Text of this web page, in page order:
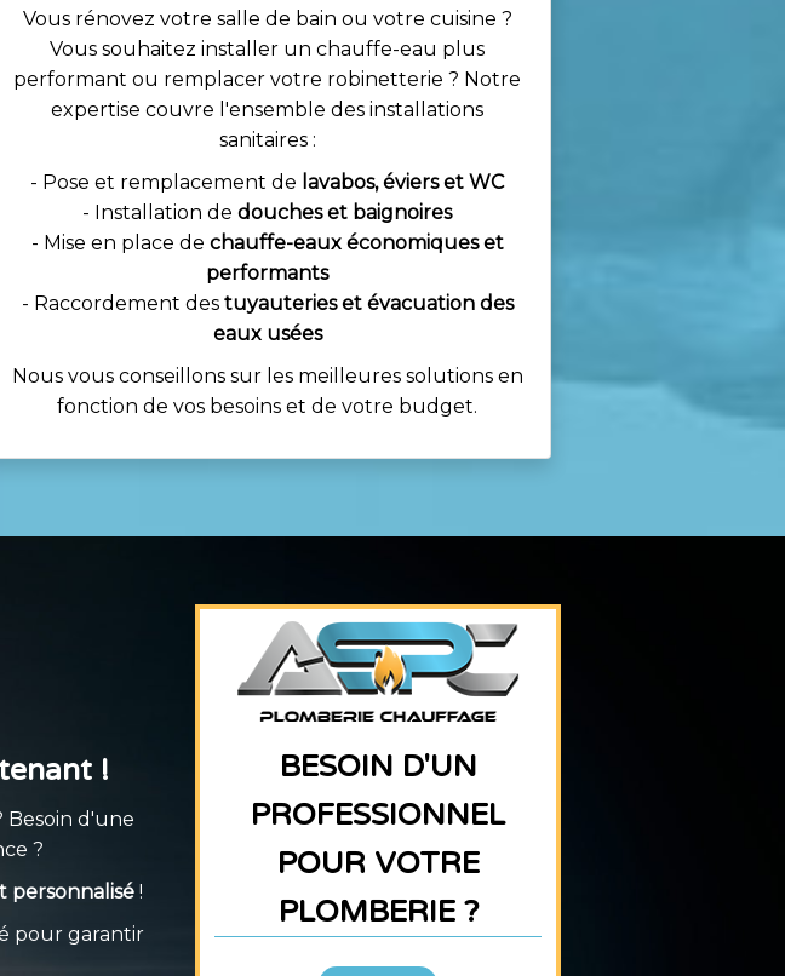
Vous rénovez votre salle de bain ou votre cuisine ?
Vous souhaitez installer un chauffe-eau plus
performant ou remplacer votre robinetterie ? Notre
expertise couvre l'ensemble des installations
sanitaires :
- Pose et remplacement de lavabos, éviers et WC
- Installation de douches et baignoires
- Mise en place de chauffe-eaux économiques et
performants
- Raccordement des tuyauteries et évacuation des
eaux usées
Nous vous conseillons sur les meilleures solutions en
fonction de vos besoins et de votre budget.
!
Besoin d'une
?
personnalisé!
pour garantir
BESOIN D'UN
PROFESSIONNEL
POUR VOTRE
PLOMBERIE ?